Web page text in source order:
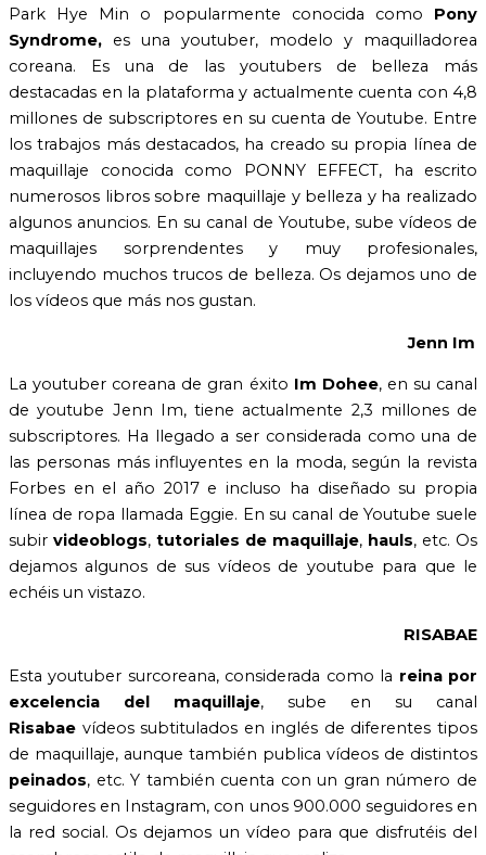
Park Hye Min o popularmente conocida como Pony
Syndrome, es una youtuber, modelo y maquilladorea
coreana. Es una de las youtubers de belleza más
destacadas en la plataforma y actualmente cuenta con 4,8
millones de subscriptores en su cuenta de Youtube. Entre
los trabajos más destacados, ha creado su propia línea de
maquillaje conocida como PONNY EFFECT, ha escrito
numerosos libros sobre maquillaje y belleza y ha realizado
algunos anuncios. En su canal de Youtube, sube vídeos de
maquillajes sorprendentes y muy profesionales,
incluyendo muchos trucos de belleza. Os dejamos uno de
los vídeos que más nos gustan.
Jenn Im
La youtuber coreana de gran éxito Im Dohee, en su canal
de youtube Jenn Im, tiene actualmente 2,3 millones de
subscriptores. Ha llegado a ser considerada como una de
las personas más influyentes en la moda, según la revista
Forbes en el año 2017 e incluso ha diseñado su propia
línea de ropa llamada Eggie. En su canal de Youtube suele
subir videoblogs, tutoriales de maquillaje, hauls, etc. Os
dejamos algunos de sus vídeos de youtube para que le
echéis un vistazo.
RISABAE
Esta youtuber surcoreana, considerada como la reina por
excelencia
del maquillaje, sube en su canal
Risabae vídeos subtitulados en inglés de diferentes tipos
de maquillaje, aunque también publica vídeos de distintos
peinados, etc. Y también cuenta con un gran número de
seguidores en Instagram, con unos 900.000 seguidores en
la red social. Os dejamos un vídeo para que disfrutéis del